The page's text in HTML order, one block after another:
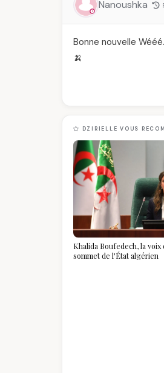
Nanoushka
Bonne nouvelle Wééé.
🍌
DZIRIELLE VOUS
Khalida Boufedech, la voix
sommet de l'État algérien